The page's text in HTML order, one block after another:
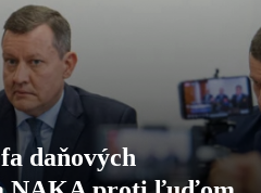
daňových